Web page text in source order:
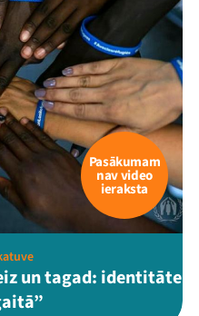
Pasākumam
nav video
ieraksta
un tagad: identitāte